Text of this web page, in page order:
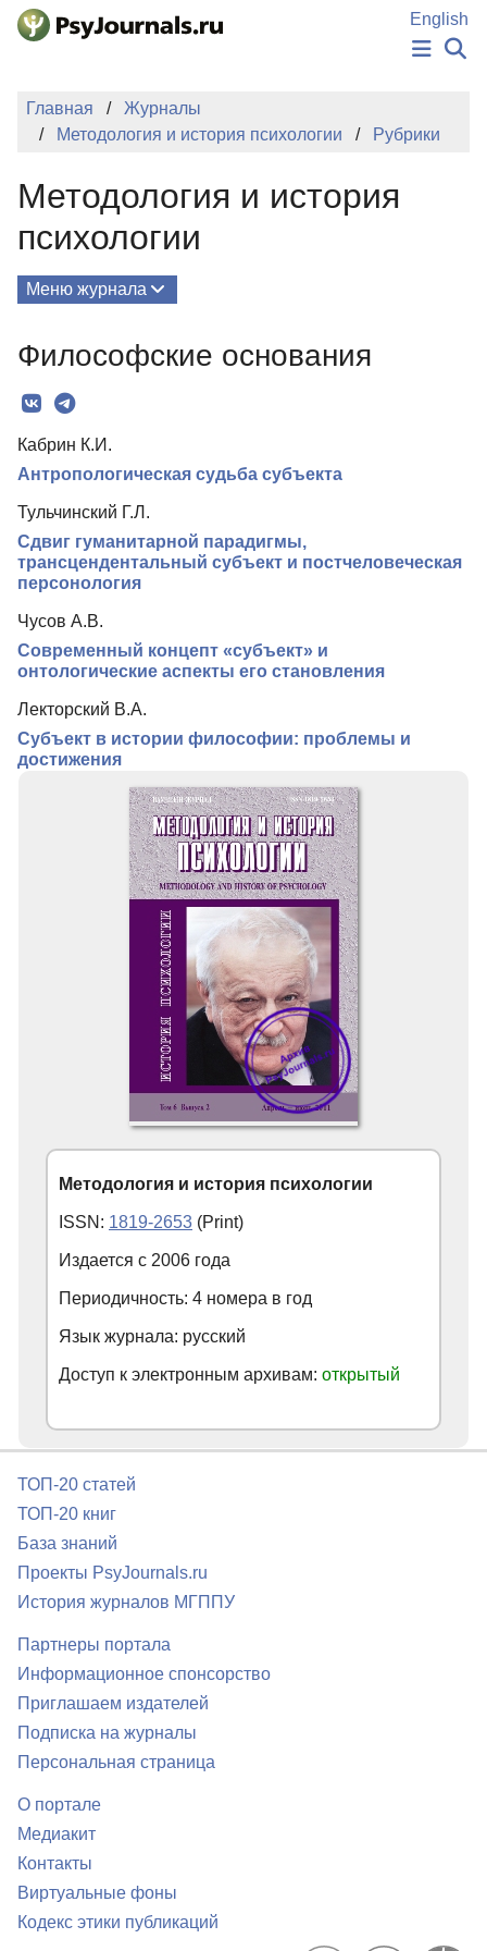
Перейти к основному содержанию
English
НОВОСТИ
АВТОРЫ
БАЗА ЗНАНИЙ
Регистрация
Главная
Журналы
Методология и история психологии
Рубрики
Методология и история
психологии
Меню журнала
Редколлегия
Рубрики
Подписка
Контакты
Философские основания
Кабрин К.И.
Антропологическая судьба субъекта
Тульчинский Г.Л.
Сдвиг гуманитарной парадигмы,
трансцендентальный субъект и постчеловеческая
персонология
Чусов А.В.
Современный концепт «субъект» и
онтологические аспекты его становления
Лекторский В.А.
Субъект в истории философии: проблемы и
достижения
Методология и история психологии
ISSN: 1819-2653 (Print)
Издается с 2006 года
Периодичность: 4 номера в год
Язык журнала: русский
Доступ к электронным архивам: открытый
ТОП-20 статей
ТОП-20 книг
База знаний
Проекты PsyJournals.ru
История журналов МГППУ
Партнеры портала
Информационное спонсорство
Приглашаем издателей
Подписка на журналы
Персональная страница
О портале
Медиакит
Контакты
Виртуальные фоны
Кодекс этики публикаций